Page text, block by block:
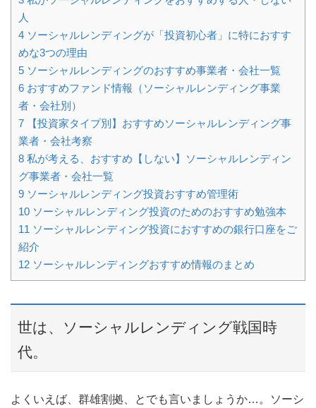
人
4 ソーシャルレンディングが「投資初心者」に特におすす
めな3つの理由
5 ソーシャルレンディングのおすすめ事業者・会社一覧
6 おすすめファンド情報（ソーシャルレンディング事業
者・会社別）
7 【投資家タイプ別】おすすめソーシャルレンディング事
業者・会社考察
8 私が考える、おすすめ【しない】ソーシャルレンディン
グ事業者・会社一覧
9 ソーシャルレンディング投資おすすめ管理術
10 ソーシャルレンディング投資のためのおすすめ勉強本
11 ソーシャルレンディング投資におすすめの銀行口座をご
紹介
12 ソーシャルレンディングおすすめ情報のまとめ
世は、ソーシャルレンディング戦国時
代。
よくいえば、群雄割拠、とでも言いましょうか…。ソーシ